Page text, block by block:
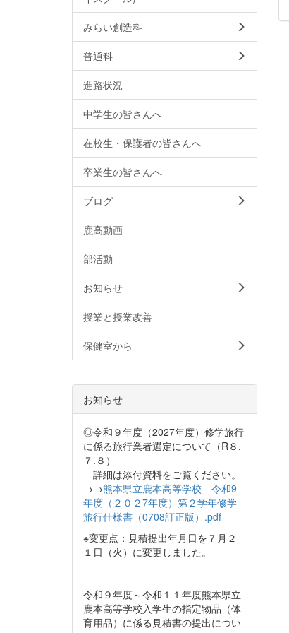
みらい創造科
普通科
進路状況
中学生の皆さんへ
在校生・保護者の皆さんへ
卒業生の皆さんへ
ブログ
鹿高動画
部活動
お知らせ
授業と授業改善
保健室から
お知らせ
◎令和９年度（2027年度）修学旅行
に係る旅行業者選定について（R８.
７.８）
詳細は添付資料をご覧ください。
→→熊本県立鹿本高等学校 令和9
年度（２０２7年度）第２学年修学
旅行仕様書（0708訂正版）.pdf
※変更点：見積提出年月日を７月２
１日（火）に変更しました。
令和９年度～令和１１年度熊本県立
鹿本高等学校入学生の指定物品（体
育用品）に係る見積書の提出につい